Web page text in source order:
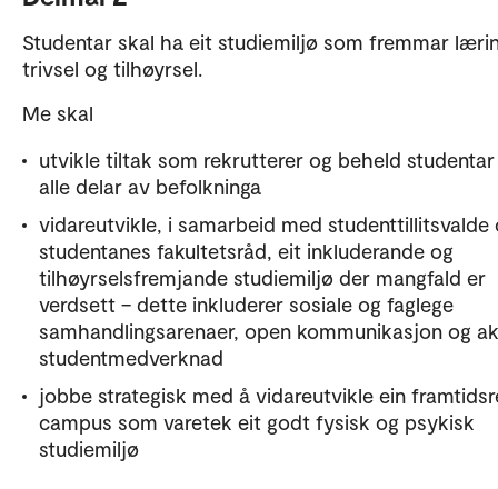
Studentar skal ha eit studiemiljø som fremmar
trivsel og tilhøyrsel.
Me skal
utvikle tiltak som rekrutterer og beheld
alle delar av befolkninga
vidareutvikle, i samarbeid med studenttillitsvalde
studentanes fakultetsråd, eit inkluderande og
tilhøyrselsfremjande studiemiljø der mangfald er
verdsett – dette inkluderer sosiale og faglege
samhandlingsarenaer, open kommunikasjon og
studentmedverknad
jobbe strategisk med å vidareutvikle ein
campus som varetek eit godt fysisk og psykisk
studiemiljø